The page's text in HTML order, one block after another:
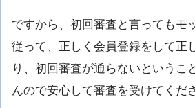
ですから、初回審査と言ってもモ
従って、正しく会員登録をして正
り、初回審査が通らないというこ
んので安心して審査を受けてくだ